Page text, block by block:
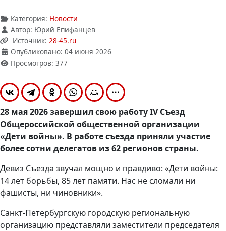
Категория: Новости
Автор: Юрий Епифанцев
Источник: 28-45.ru
Опубликовано: 04 июня 2026
Просмотров: 377
28 мая 2026 завершил свою работу IV Съезд
Общероссийской общественной организации
«Дети войны». В работе съезда приняли участие
более сотни делегатов из 62 регионов страны.
Девиз Съезда звучал мощно и правдиво: «Дети войны:
14 лет борьбы, 85 лет памяти. Нас не сломали ни
фашисты, ни чиновники».
Санкт-Петербургскую городскую региональную
организацию представляли заместители председателя